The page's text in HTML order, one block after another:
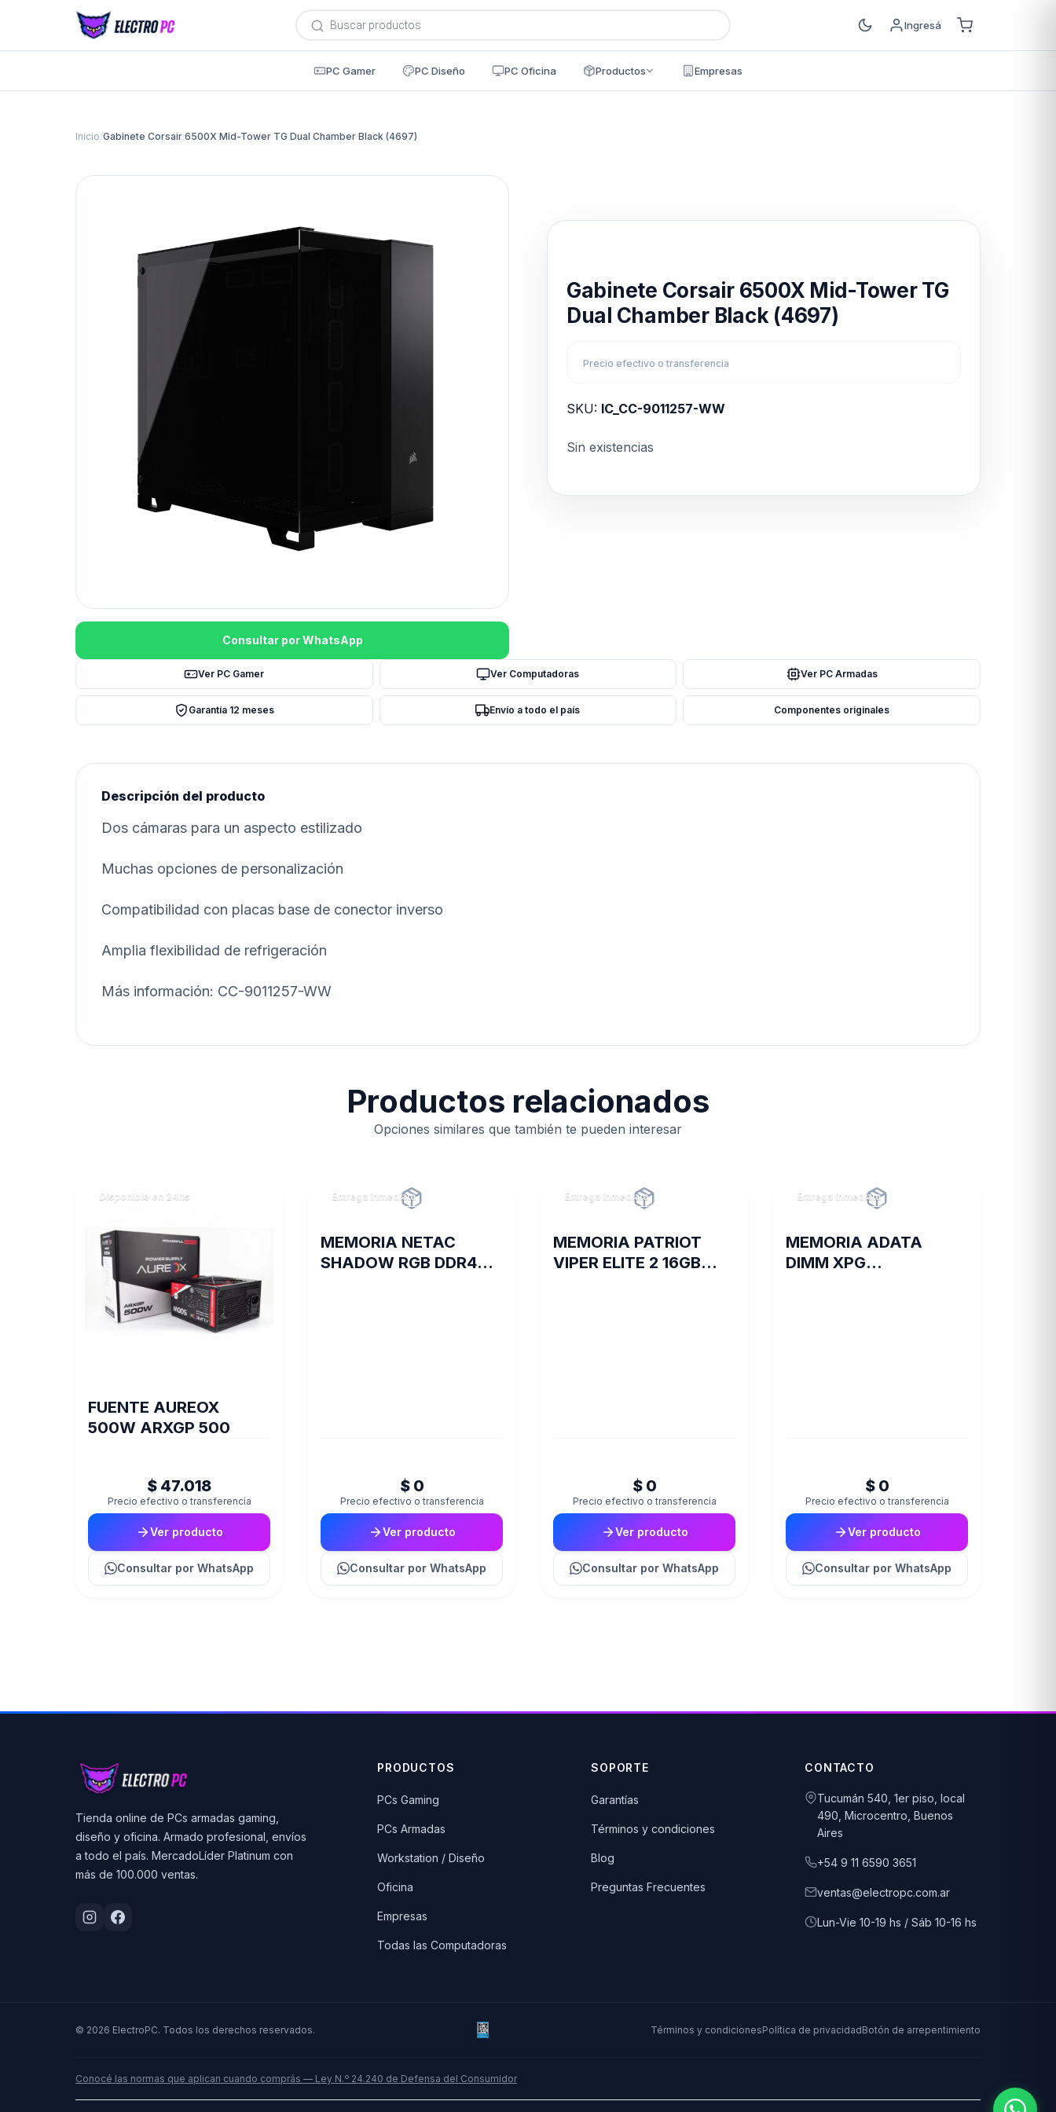
Búsqueda
de
productos
Ingresá
PC Gamer PC Diseño PC Oficina Productos Empresas
Inicio/Gabinete Corsair 6500X Mid-Tower TG Dual Chamber Black (4697)
Consultar por WhatsApp
Gabinete Corsair 6500X Mid-Tower TG
Dual Chamber Black (4697)
Precio efectivo o transferencia
SKU: IC_CC-9011257-WW
Sin existencias
Ver PC Gamer Ver Computadoras Ver PC Armadas
Garantía 12 meses Envío a todo el país Componentes originales
Descripción del producto
Dos cámaras para un aspecto estilizado
Muchas opciones de personalización
Compatibilidad con placas base de conector inverso
Amplia flexibilidad de refrigeración
Más información: CC-9011257-WW
Productos relacionados
Opciones similares que también te pueden interesar
Disponible en 24hs
FUENTE AUREOX
500W ARXGP 500
$ 47.018
Precio efectivo o transferencia
Ver producto
Consultar por WhatsApp
Entrega inmediata
MEMORIA NETAC
SHADOW RGB DDR4
$ 0
Precio efectivo o transferencia
Ver producto
Consultar por WhatsApp
Entrega inmediata
MEMORIA PATRIOT
VIPER ELITE 2 16GB
$ 0
Precio efectivo o transferencia
Ver producto
Consultar por WhatsApp
Entrega inmediata
MEMORIA ADATA
DIMM XPG
$ 0
Precio efectivo o transferencia
Ver producto
Consultar por WhatsApp
Tienda online de PCs armadas gaming,
diseño y oficina. Armado profesional, envíos
a todo el país. MercadoLíder Platinum con
más de 100.000 ventas.
PRODUCTOS
PCs Gaming
PCs Armadas
Workstation / Diseño
Oficina
Empresas
Todas las Computadoras
SOPORTE
Garantías
Términos y condiciones
Blog
Preguntas Frecuentes
CONTACTO
Tucumán 540, 1er piso, local
490, Microcentro, Buenos
Aires
+54 9 11 6590 3651
ventas@electropc.com.ar
Lun-Vie 10-19 hs / Sáb 10-16 hs
© 2026 ElectroPC. Todos los derechos reservados. Términos y condicionesPolítica de privacidadBotón de arrepentimiento
Conocé las normas que aplican cuando comprás — Ley N.º 24.240 de Defensa del Consumidor